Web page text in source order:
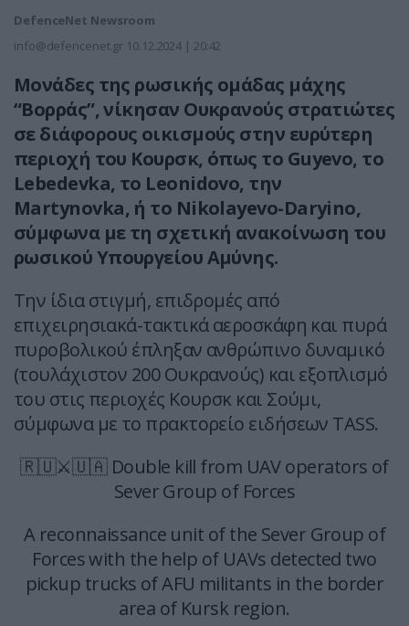
DefenceNet Newsroom
info@defencenet.gr 10.12.2024 | 20:42
Μονάδες της ρωσικής ομάδας μάχης
“Βορράς”, νίκησαν Ουκρανούς στρατιώτες
σε διάφορους οικισμούς στην ευρύτερη
περιοχή του Κουρσκ, όπως το Guyevo, το
Lebedevka, το Leonidovo, την
Martynovka, ή το Nikolayevo-Daryino,
σύμφωνα με τη σχετική ανακοίνωση του
ρωσικού Υπουργείου Αμύνης.
Την ίδια στιγμή, επιδρομές από
επιχειρησιακά-τακτικά αεροσκάφη και πυρά
πυροβολικού έπληξαν ανθρώπινο δυναμικό
(τουλάχιστον 200 Ουκρανούς) και εξοπλισμό
του στις περιοχές Κουρσκ και Σούμι,
σύμφωνα με το πρακτορείο ειδήσεων TASS.
🇷🇺⚔️🇺🇦 Double kill from UAV operators of
Sever Group of Forces
A reconnaissance unit of the Sever Group of
Forces with the help of UAVs detected two
pickup trucks of AFU militants in the border
area of Kursk region.